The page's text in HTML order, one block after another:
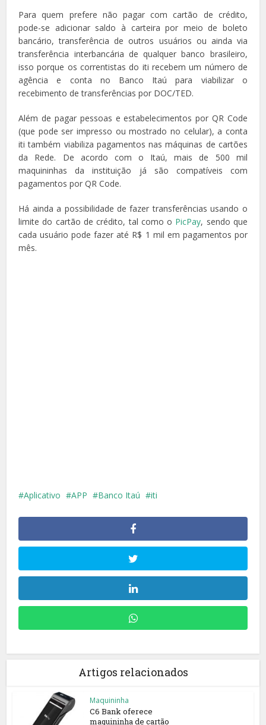
Para quem prefere não pagar com cartão de crédito,
pode-se adicionar saldo à carteira por meio de boleto
bancário, transferência de outros usuários ou ainda via
transferência interbancária de qualquer banco brasileiro,
isso porque os correntistas do iti recebem um número de
agência e conta no Banco Itaú para viabilizar o
recebimento de transferências por DOC/TED.
Além de pagar pessoas e estabelecimentos por QR Code
(que pode ser impresso ou mostrado no celular), a conta
iti também viabiliza pagamentos nas máquinas de cartões
da Rede. De acordo com o Itaú, mais de 500 mil
maquininhas da instituição já são compatíveis com
pagamentos por QR Code.
Há ainda a possibilidade de fazer transferências usando o
limite do cartão de crédito, tal como o PicPay, sendo que
cada usuário pode fazer até R$ 1 mil em pagamentos por
mês.
Aplicativo APP Banco Itaú iti
Artigos relacionados
Maquininha
C6 Bank oferece
maquininha de cartão